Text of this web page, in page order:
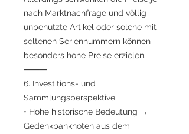
nach Marktnachfrage und völlig
unbenutzte Artikel oder solche mit
seltenen Seriennummern können
besonders hohe Preise erzielen.
⸻
6. Investitions- und
Sammlungsperspektive
• Hohe historische Bedeutung →
Gedenkbanknoten aus dem